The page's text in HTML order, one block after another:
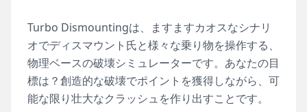
Turbo Dismountingは、ますますカオスなシナリ
オでディスマウント氏と様々な乗り物を操作する、
物理ベースの破壊シミュレーターです。あなたの目
標は？創造的な破壊でポイントを獲得しながら、可
能な限り壮大なクラッシュを作り出すことです。